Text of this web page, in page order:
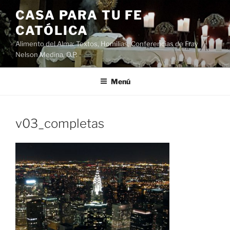
Saltar
al
contenido
CASA PARA TU FE
CATÓLICA
Alimento del Alma: Textos, Homilias, Conferencias de Fray
Nelson Medina, O.P.
Menú
v03_completas